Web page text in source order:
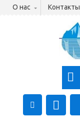
О нас Контакты